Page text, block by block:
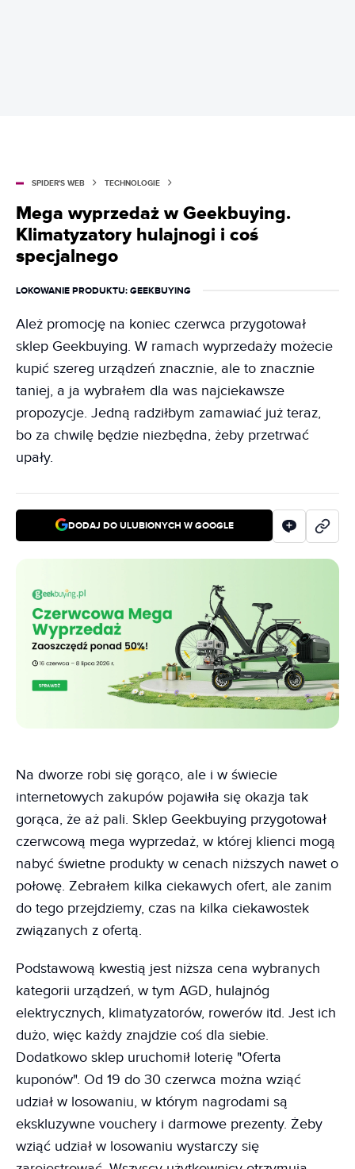
SPIDER'S WEB TECHNOLOGIE
Mega wyprzedaż w Geekbuying.
Klimatyzatory hulajnogi i coś
specjalnego
LOKOWANIE PRODUKTU: GEEKBUYING
Ależ promocję na koniec czerwca przygotował
sklep Geekbuying. W ramach wyprzedaży możecie
kupić szereg urządzeń znacznie, ale to znacznie
taniej, a ja wybrałem dla was najciekawsze
propozycje. Jedną radziłbym zamawiać już teraz,
bo za chwilę będzie niezbędna, żeby przetrwać
upały.
DODAJ DO ULUBIONYCH W GOOGLE
Na dworze robi się gorąco, ale i w świecie
internetowych zakupów pojawiła się okazja tak
gorąca, że aż pali. Sklep Geekbuying przygotował
czerwcową mega wyprzedaż, w której klienci mogą
nabyć świetne produkty w cenach niższych nawet o
połowę. Zebrałem kilka ciekawych ofert, ale zanim
do tego przejdziemy, czas na kilka ciekawostek
związanych z ofertą.
Podstawową kwestią jest niższa cena wybranych
kategorii urządzeń, w tym AGD, hulajnóg
elektrycznych, klimatyzatorów, rowerów itd. Jest ich
dużo, więc każdy znajdzie coś dla siebie.
Dodatkowo sklep uruchomił loterię "Oferta
kuponów". Od 19 do 30 czerwca można wziąć
udział w losowaniu, w którym nagrodami są
ekskluzywne vouchery i darmowe prezenty. Żeby
wziąć udział w losowaniu wystarczy się